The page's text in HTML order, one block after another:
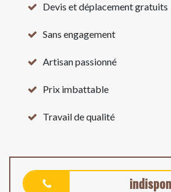
Devis et déplacement gratuits
Sans engagement
Artisan passionné
Prix imbattable
Travail de qualité